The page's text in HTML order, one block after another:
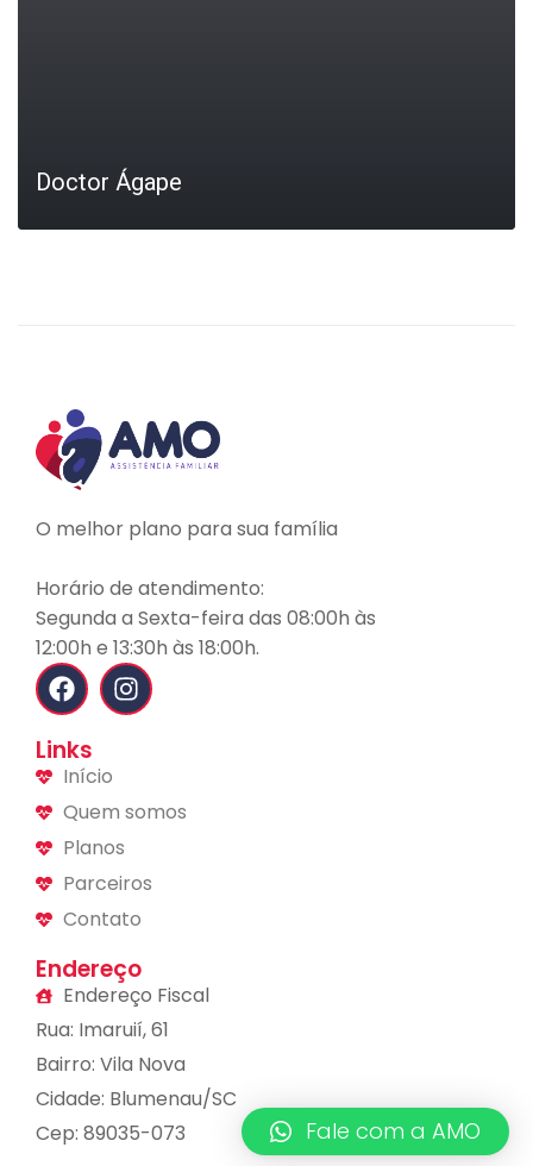
Doctor Ágape
O melhor plano para sua família
Horário de atendimento:
Segunda a Sexta-feira das 08:00h às
12:00h e 13:30h às 18:00h.
Links
Início
Quem somos
Planos
Parceiros
Contato
Endereço
Endereço Fiscal
Rua: Imaruií, 61
Bairro: Vila Nova
Cidade: Blumenau/SC
Cep: 89035-073
Fale com a AMO